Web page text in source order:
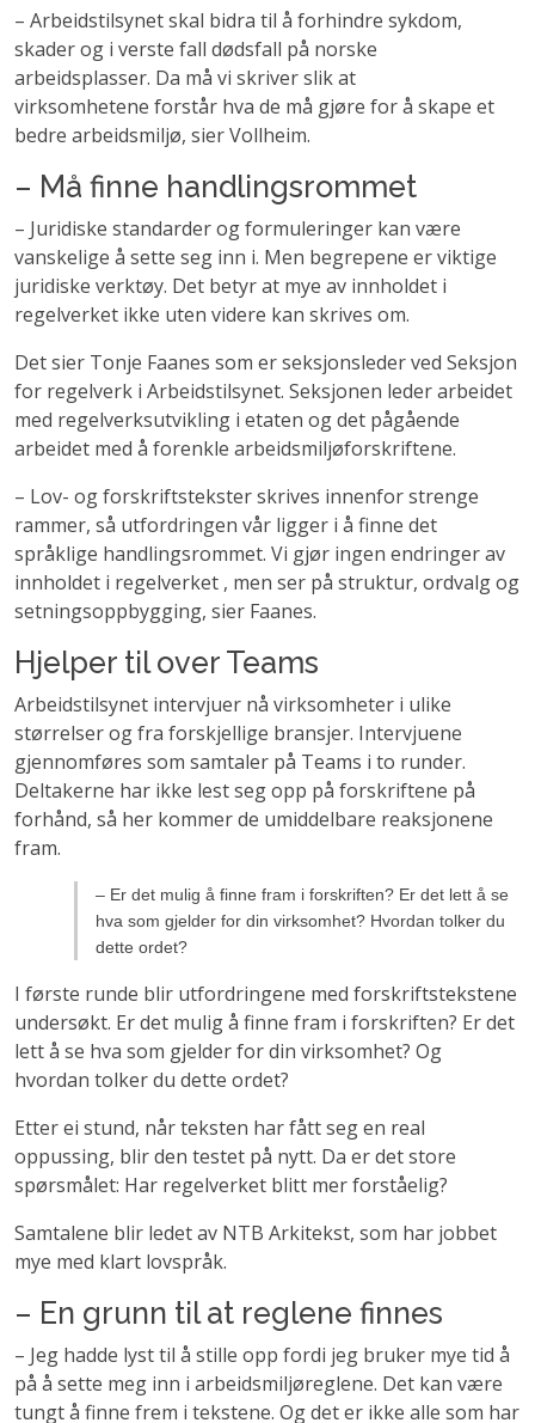
– Arbeidstilsynet skal bidra til å forhindre sykdom,
skader og i verste fall dødsfall på norske
arbeidsplasser. Da må vi skriver slik at
virksomhetene forstår hva de må gjøre for å skape et
bedre arbeidsmiljø, sier Vollheim.
– Må finne handlingsrommet
– Juridiske standarder og formuleringer kan være
vanskelige å sette seg inn i. Men begrepene er viktige
juridiske verktøy. Det betyr at mye av innholdet i
regelverket ikke uten videre kan skrives om.
Det sier Tonje Faanes som er seksjonsleder ved Seksjon
for regelverk i Arbeidstilsynet. Seksjonen leder arbeidet
med regelverksutvikling i etaten og det pågående
arbeidet med å forenkle arbeidsmiljøforskriftene.
– Lov- og forskriftstekster skrives innenfor strenge
rammer, så utfordringen vår ligger i å finne det
språklige handlingsrommet. Vi gjør ingen endringer av
innholdet i regelverket , men ser på struktur, ordvalg og
setningsoppbygging, sier Faanes.
Hjelper til over Teams
Arbeidstilsynet intervjuer nå virksomheter i ulike
størrelser og fra forskjellige bransjer. Intervjuene
gjennomføres som samtaler på Teams i to runder.
Deltakerne har ikke lest seg opp på forskriftene på
forhånd, så her kommer de umiddelbare reaksjonene
fram.
– Er det mulig å finne fram i forskriften? Er det lett å se
hva som gjelder for din virksomhet? Hvordan tolker du
dette ordet?
I første runde blir utfordringene med forskriftstekstene
undersøkt. Er det mulig å finne fram i forskriften? Er det
lett å se hva som gjelder for din virksomhet? Og
hvordan tolker du dette ordet?
Etter ei stund, når teksten har fått seg en real
oppussing, blir den testet på nytt. Da er det store
spørsmålet: Har regelverket blitt mer forståelig?
Samtalene blir ledet av NTB Arkitekst, som har jobbet
mye med klart lovspråk.
– En grunn til at reglene finnes
– Jeg hadde lyst til å stille opp fordi jeg bruker mye tid å
på å sette meg inn i arbeidsmiljøreglene. Det kan være
tungt å finne frem i tekstene. Og det er ikke alle som har